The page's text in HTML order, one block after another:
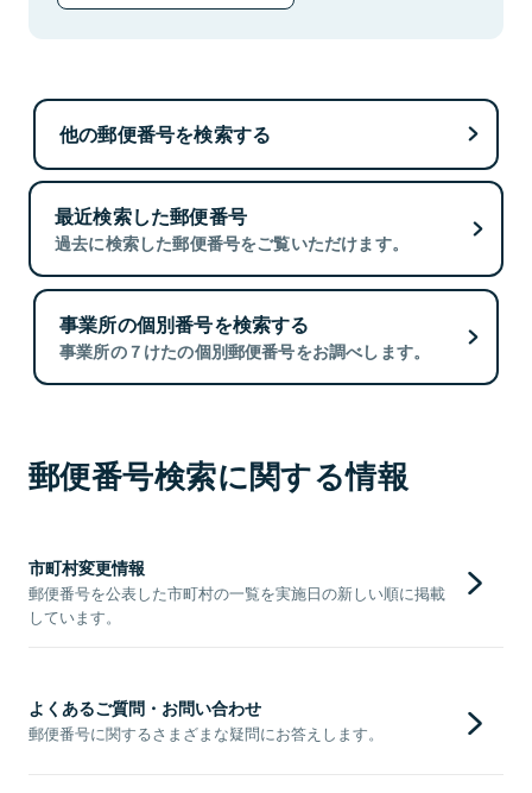
他の郵便番号を検索する
最近検索した郵便番号
過去に検索した郵便番号をご覧いただけます。
事業所の個別番号を検索する
事業所の７けたの個別郵便番号をお調べします。
郵便番号検索に関する情報
市町村変更情報
郵便番号を公表した市町村の一覧を実施日の新しい順に掲載
しています。
よくあるご質問・お問い合わせ
郵便番号に関するさまざまな疑問にお答えします。